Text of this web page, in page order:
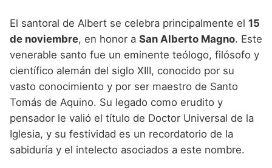
El santoral de Albert se celebra principalmente el 15
de noviembre, en honor a San Alberto Magno. Este
venerable santo fue un eminente teólogo, filósofo y
científico alemán del siglo XIII, conocido por su
vasto conocimiento y por ser maestro de Santo
Tomás de Aquino. Su legado como erudito y
pensador le valió el título de Doctor Universal de la
Iglesia, y su festividad es un recordatorio de la
sabiduría y el intelecto asociados a este nombre.